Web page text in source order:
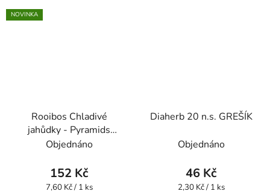
NOVINKA
Rooibos Chladivé
jahůdky - Pyramids
(BONThé) - Oxalis
Objednáno
152 Kč
Měrná
7,60 Kč / 1 ks
Diaherb 20 n.s. GREŠÍK
Objednáno
46 Kč
Měrná
2,30 Kč / 1 ks